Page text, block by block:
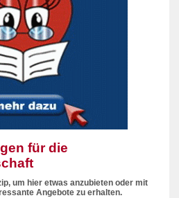
für die
um hier etwas anzubieten oder mit
Angebote zu erhalten.